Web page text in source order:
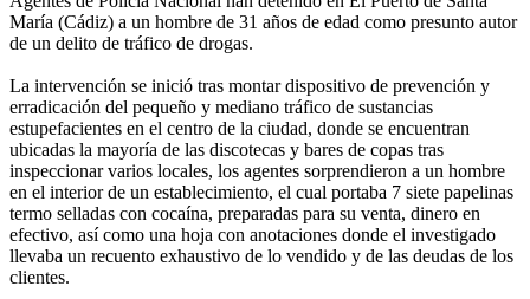
María (Cádiz) a un hombre de 31 años de edad como presunto autor
de un delito de tráfico de drogas.
La intervención se inició tras montar dispositivo de prevención y
erradicación del pequeño y mediano tráfico de sustancias
estupefacientes en el centro de la ciudad, donde se encuentran
ubicadas la mayoría de las discotecas y bares de copas tras
inspeccionar varios locales, los agentes sorprendieron a un hombre
en el interior de un establecimiento, el cual portaba 7 siete papelinas
termo selladas con cocaína, preparadas para su venta, dinero en
efectivo, así como una hoja con anotaciones donde el investigado
llevaba un recuento exhaustivo de lo vendido y de las deudas de los
clientes.